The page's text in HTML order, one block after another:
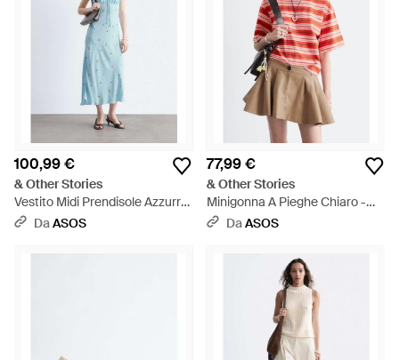
100,99 €
& Other Stories
Vestito Midi Prendisole Azzurro
Con Stampa A Fiorellini - Blu
DaASOS
77,99 €
& Other Stories
Minigonna A Pieghe Chiaro -
Rosso
DaASOS